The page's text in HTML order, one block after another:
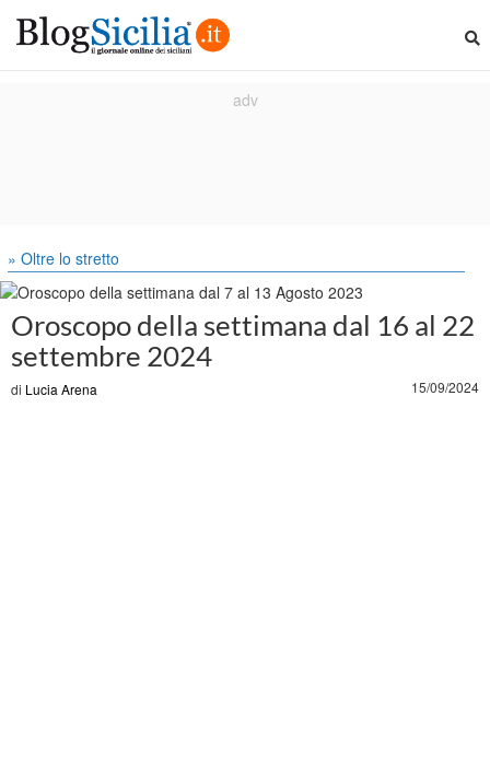
» Oltre lo stretto
Oroscopo della settimana dal 16 al 22
settembre 2024
di Lucia Arena 15/09/2024